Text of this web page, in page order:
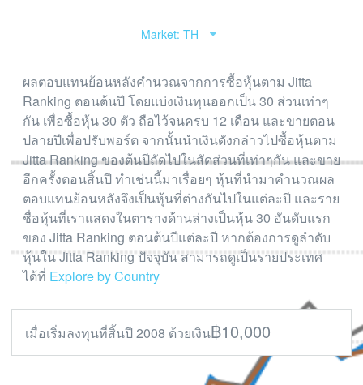
Market: TH
ผลตอบแทนย้อนหลังคำนวณจากการซื้อหุ้นตาม Jitta
Ranking ตอนต้นปี โดยแบ่งเงินทุนออกเป็น 30 ส่วนเท่าๆ
กัน เพื่อซื้อหุ้น 30 ตัว ถือไว้จนครบ 12 เดือน และขายตอน
ปลายปีเพื่อปรับพอร์ต จากนั้นนำเงินดังกล่าวไปซื้อหุ้นตาม
Jitta Ranking ของต้นปีถัดไปในสัดส่วนที่เท่าๆกัน และขาย
อีกครั้งตอนสิ้นปี ทำเช่นนี้มาเรื่อยๆ หุ้นที่นำมาคำนวณผล
ตอบแทนย้อนหลังจึงเป็นหุ้นที่ต่างกันไปในแต่ละปี และราย
ชื่อหุ้นที่เราแสดงในตารางด้านล่างเป็นหุ้น 30 อันดับแรก
ของ Jitta Ranking ตอนต้นปีแต่ละปี หากต้องการดูลำดับ
หุ้นใน Jitta Ranking ปัจจุบัน สามารถดูเป็นรายประเทศ
ได้ที่ Explore by Country
เมื่อเริ่มลงทุนที่สิ้นปี 2008 ด้วยเงิน฿10,000